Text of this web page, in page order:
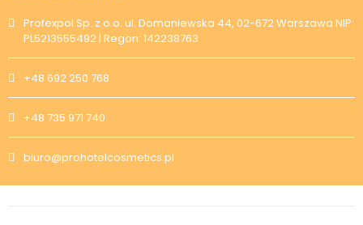
Profexpol Sp. z o.o. ul. Domaniewska 44, 02-672 Warszawa NIP:
PL5213555492 | Regon: 142238763
+48 692 250 768
+48 735 971 740
biuro@prohotelcosmetics.pl